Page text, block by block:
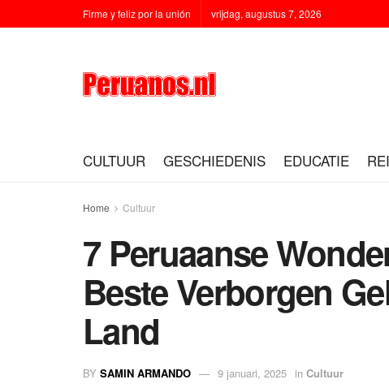
Firme y feliz por la unión vrijdag, augustus 7, 2026
CULTUUR GESCHIEDENIS EDUCATIE
Home Cultuur
7 Peruaanse
Beste Verborgen
Land
BY SAMIN ARMANDO 9 januari, 2025 in Cultuur